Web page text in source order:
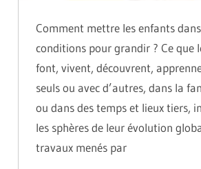
Comment mettre les enfants
conditions pour grandir ? Ce que
font, vivent, découvrent,
seuls ou avec d’autres, dans la
ou dans des temps et lieux tiers,
les sphères de leur évolution
travaux menés par